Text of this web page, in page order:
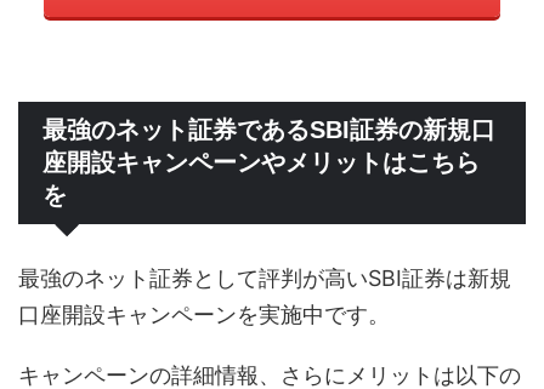
最強のネット証券であるSBI証券の新規口
座開設キャンペーンやメリットはこちら
を
最強のネット証券として評判が高いSBI証券は新規
口座開設キャンペーンを実施中です。
キャンペーンの詳細情報、さらにメリットは以下の